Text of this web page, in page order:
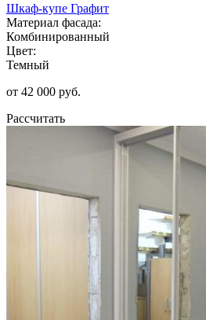
Шкаф-купе Графит
Материал фасада:
Комбинированный
Цвет:
Темный
от 42 000 руб.
Рассчитать